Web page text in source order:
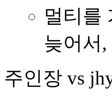
멀티를
늦어서
주인장 vs